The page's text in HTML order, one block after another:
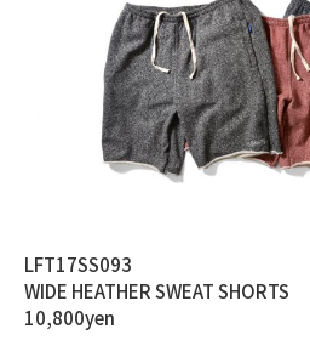
LFT17SS093
WIDE HEATHER SWEAT SHORTS
10,800yen